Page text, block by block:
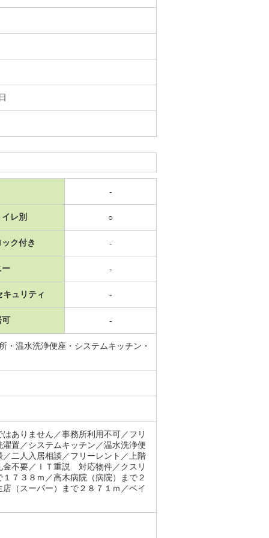
-
レ別 ○
ク付き -
ー -
キュリティ -
可 -
・温水洗浄便座・システムキッチン・
ありません／事務所利用不可／フリ
置／システムキッチン／温水洗浄便
二人入居相談／フリーレント／上階
金不要／ＩＴ重説 対応物件／クスリ
７３８ｍ／高木病院（病院）まで２
（スーパー）まで２８７１ｍ／ベイ